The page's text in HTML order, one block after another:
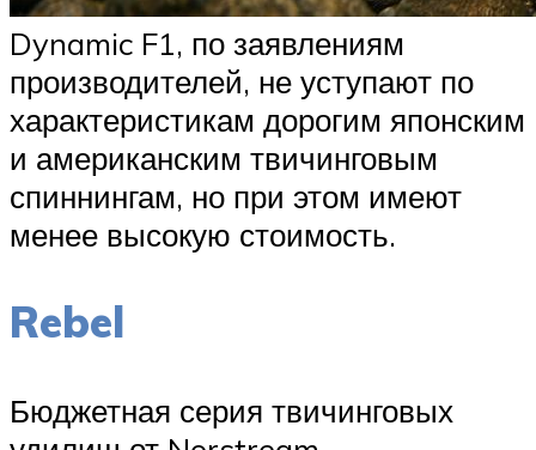
Dynamic F1, по заявлениям
производителей, не уступают по
характеристикам дорогим японским
и американским твичинговым
спиннингам, но при этом имеют
менее высокую стоимость.
Rebel
Бюджетная серия твичинговых